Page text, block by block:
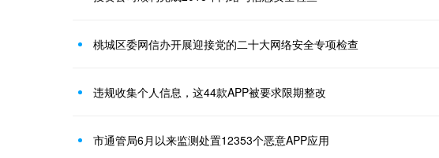
桃城区委网信办开展迎接党的二十大网络安全专项检查
违规收集个人信息，这44款APP被要求限期整改
市通管局6月以来监测处置12353个恶意APP应用